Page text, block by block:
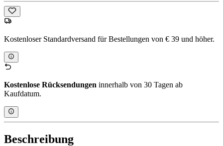
Kostenloser Standardversand für Bestellungen von € 39 und höher.
Kostenlose Rücksendungen innerhalb von 30 Tagen ab
Kaufdatum.
Beschreibung